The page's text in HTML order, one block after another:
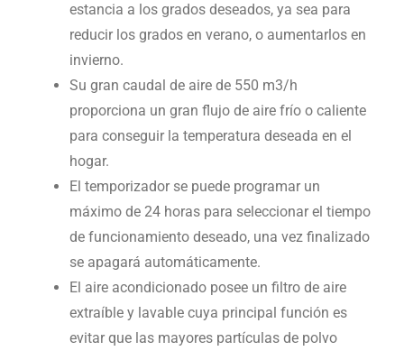
estancia a los grados deseados, ya sea para
reducir los grados en verano, o aumentarlos en
invierno.
Su gran caudal de aire de 550 m3/h
proporciona un gran flujo de aire frío o caliente
para conseguir la temperatura deseada en el
hogar.
El temporizador se puede programar un
máximo de 24 horas para seleccionar el tiempo
de funcionamiento deseado, una vez finalizado
se apagará automáticamente.
El aire acondicionado posee un filtro de aire
extraíble y lavable cuya principal función es
evitar que las mayores partículas de polvo